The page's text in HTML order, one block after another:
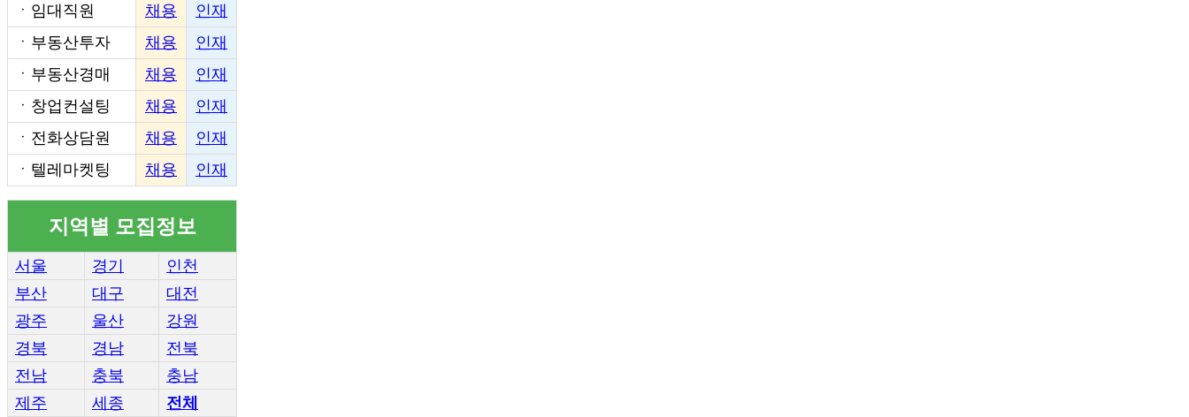
ㆍ 임대직원 채용
인재
ㆍ 부동산투자 채용
인재
ㆍ 부동산경매 채용
인재
ㆍ 창업컨설팅 채용
인재
ㆍ 전화상담원 채용
인재
ㆍ 텔레마켓팅 채용 인재
지역별 모집정보
서울 경기
인천
부산
대구
대전
광주
울산
강원
경북
경남
전북
전남
충북
충남
제주
세종 전체